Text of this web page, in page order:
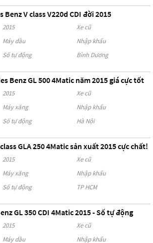
Benz V class V220d CDI đời 2015
2015
Xe cũ
Máy dầu
Nhập khẩu
Số tự động
Bình Dương
Benz GL 500 4Matic năm 2015 giá cực tốt
2015
Xe cũ
Máy xăng
Nhập khẩu
Số tự động
Hà Nội
GLA 250 4Matic sản xuất 2015 cực chất!
2015
Xe cũ
Máy xăng
Nhập khẩu
Số tự động
TP HCM
GL 350 CDI 4Matic 2015 - Số tự động
2015
Xe cũ
Máy dầu
Nhập khẩu